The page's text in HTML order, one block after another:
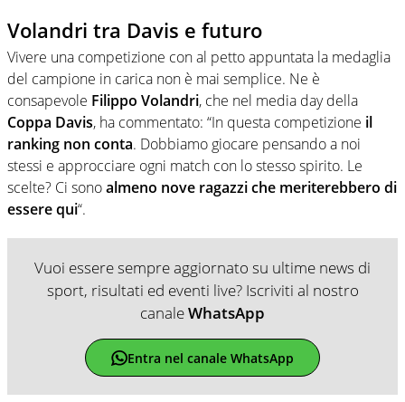
Volandri tra Davis e futuro
Vivere una competizione con al petto appuntata la medaglia
del campione in carica non è mai semplice. Ne è
consapevole Filippo Volandri, che nel media day della
Coppa Davis, ha commentato: “In questa competizione il
ranking non conta. Dobbiamo giocare pensando a noi
stessi e approcciare ogni match con lo stesso spirito. Le
scelte? Ci sonoalmeno nove ragazzi che meriterebbero di
essere qui“.
Vuoi essere sempre aggiornato su ultime news di
sport, risultati ed eventi live? Iscriviti al nostro
canaleWhatsApp
Entra nel canale WhatsApp